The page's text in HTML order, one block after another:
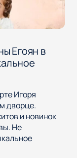
Егоян в
Игоря
дворце.
и новинок
Не